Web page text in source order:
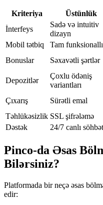
Kriteriya Üstünlük
İnterfeys
Sadə və intuitiv
dizayn
Mobil tətbiq
Tam
Bonuslar
Səxavətli şərtlər
Depozitlər
Çoxlu ödəniş
variantları
Çıxarış
Sürətli emal
Təhlükəsizlik SSL şifrələmə
Dəstək
24/7 canlı söhbət
Pinco-da Əsas
Bilərsiniz?
Platformada bir neçə əsas
edir: